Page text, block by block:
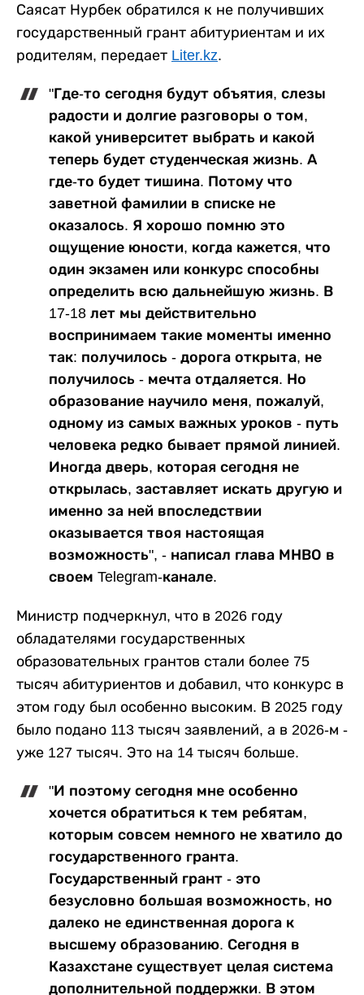
Саясат Нурбек обратился к не получивших
государственный грант абитуриентам и их
родителям, передает Liter.kz.
"Где-то сегодня будут объятия, слезы
радости и долгие разговоры о том,
какой университет выбрать и какой
теперь будет студенческая жизнь. А
где-то будет тишина. Потому что
заветной фамилии в списке не
оказалось. Я хорошо помню это
ощущение юности, когда кажется, что
один экзамен или конкурс способны
определить всю дальнейшую жизнь. В
17-18 лет мы действительно
воспринимаем такие моменты именно
так: получилось - дорога открыта, не
получилось - мечта отдаляется. Но
образование научило меня, пожалуй,
одному из самых важных уроков - путь
человека редко бывает прямой линией.
Иногда дверь, которая сегодня не
открылась, заставляет искать другую и
именно за ней впоследствии
оказывается твоя настоящая
возможность", - написал глава МНВО в
своем Telegram-канале.
Министр подчеркнул, что в 2026 году
обладателями государственных
образовательных грантов стали более 75
тысяч абитуриентов и добавил, что конкурс в
этом году был особенно высоким. В 2025 году
было подано 113 тысяч заявлений, а в 2026-м -
уже 127 тысяч. Это на 14 тысяч больше.
"И поэтому сегодня мне особенно
хочется обратиться к тем ребятам,
которым совсем немного не хватило до
государственного гранта.
Государственный грант - это
безусловно большая возможность, но
далеко не единственная дорога к
высшему образованию. Сегодня в
Казахстане существует целая система
дополнительной поддержки. В этом